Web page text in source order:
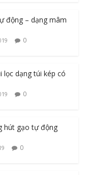
động – dạng mâm
0
dạng túi kép có
0
hút gạo tự động
0